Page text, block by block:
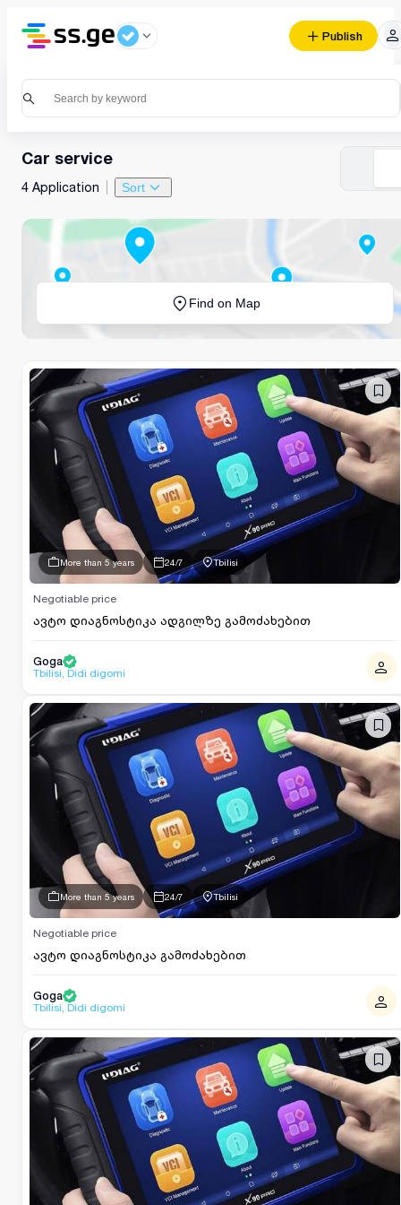
Publish
Car service
4 Application Sort
Find on Map
More than 5 years 24/7 Tbilisi
ავტო დიაგნოსტიკა ადგილზე გამოძახებით
Negotiable price
Goga
Tbilisi, Didi digomi
More than 5 years 24/7 Tbilisi
ავტო დიაგნოსტიკა გამოძახებით
Negotiable price
Goga
Tbilisi, Didi digomi